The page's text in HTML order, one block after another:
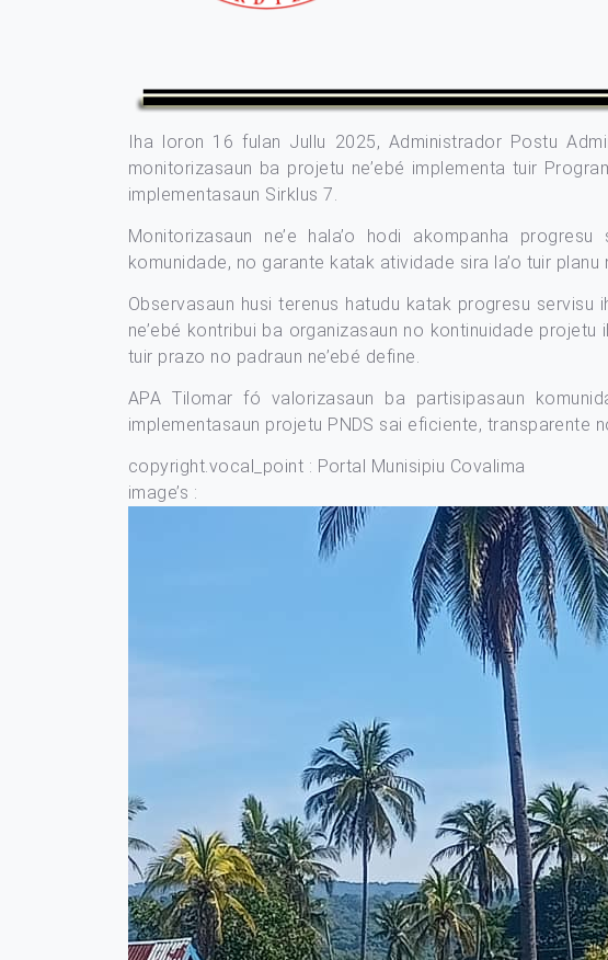
Iha loron 16 fulan Jullu 2025, Administrador Postu
monitorizasaun ba projetu ne’ebé implementa tuir
implementasaun Sirklus 7.
Monitorizasaun ne’e hala’o hodi akompanha
komunidade, no garante katak atividade sira la’o tuir planu
Observasaun husi terenus hatudu katak progresu servisu
ne’ebé kontribui ba organizasaun no kontinuidade
tuir prazo no padraun ne’ebé define.
APA Tilomar fó valorizasaun ba partisipasaun
implementasaun projetu PNDS sai eficiente, transparente
copyright.vocal_point : Portal Munisipiu Covalima
image’s :